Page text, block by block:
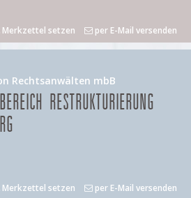
Merkzettel setzen per E-Mail versenden
Rechtsanwälten mbB
RESTRUKTURIERUNG
Merkzettel setzen per E-Mail versenden